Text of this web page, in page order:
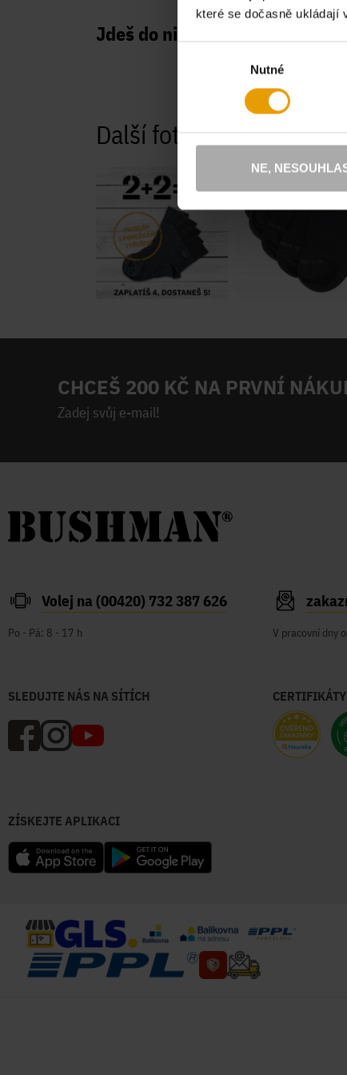
které se dočasně ukládají
Nutné
NE,
Jdeš do nich? PokračujZDE.
Další fotografie
CHCEŠ 200 KČ NA PRVNÍ
Zadej svůj e-mail!
Volej na (00420) 732 387 626
Po - Pá: 8 - 17 h V pracovní dny
SLEDUJTE NÁS NA SÍTÍCH CERTIFIKÁTY
ZÍSKEJTE APLIKACI